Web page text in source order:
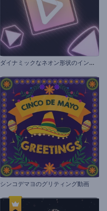
ダ
イナミックなネオン形状のイントロ動画
シンコデマヨのグリティング動画